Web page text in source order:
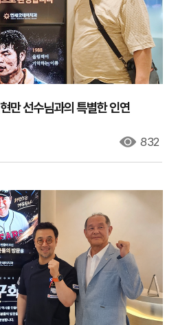
만 선수님과의 특별한 인연
832